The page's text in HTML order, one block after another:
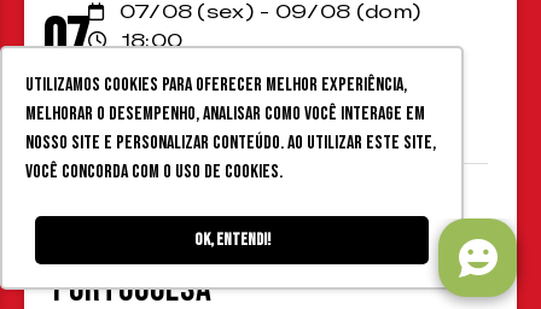
Utilizamos cookies para oferecer melhor experiência,
melhorar o desempenho, analisar como você interage em
nosso site e personalizar conteúdo. Ao utilizar este site,
você concorda com o uso de cookies.
Ok, entendi!
07
08
07/08 (sex) - 09/08 (dom)
18:00
Associação Portuguesa
V Festa Portuguesa em Juiz de
Fora @ Associação
Portuguesa